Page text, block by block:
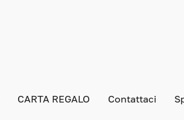
CARTA REGALO Contattaci